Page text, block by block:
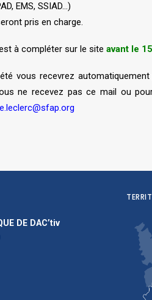
EMS, SSIAD…)
pris en charge.
à compléter sur le site avant le
vous recevrez
ne recevez pas ce mail ou
DE DAC’tiv